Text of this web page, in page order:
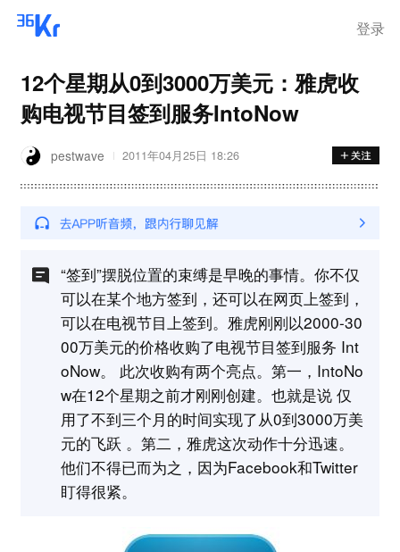
登录
12个星期从0到3000万美元：雅虎收
购电视节目签到服务IntoNow
pestwave 2011年04月25日 18:26
“签到”摆脱位置的束缚是早晚的事情。你不仅
可以在某个地方签到，还可以在网页上签到，
可以在电视节目上签到。雅虎刚刚以2000-30
00万美元的价格收购了电视节目签到服务 Int
oNow。 此次收购有两个亮点。第一，IntoNo
w在12个星期之前才刚刚创建。也就是说 仅
用了不到三个月的时间实现了从0到3000万美
元的飞跃 。第二，雅虎这次动作十分迅速。
他们不得已而为之，因为Facebook和Twitter
盯得很紧。